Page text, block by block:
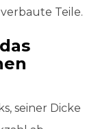
Teile.
seiner Dicke